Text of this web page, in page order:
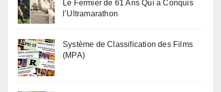
Le Fermier de 61 Ans Qui a Conquis
l’Ultramarathon
Système de Classification des Films
(MPA)